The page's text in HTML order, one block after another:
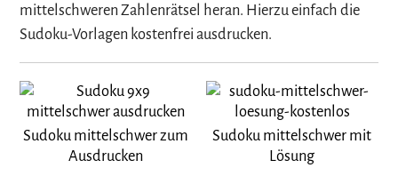
mittelschweren Zahlenrätsel heran. Hierzu einfach die
Sudoku-Vorlagen kostenfrei ausdrucken.
Sudoku mittelschwer zum
Ausdrucken
Sudoku mittelschwer mit
Lösung